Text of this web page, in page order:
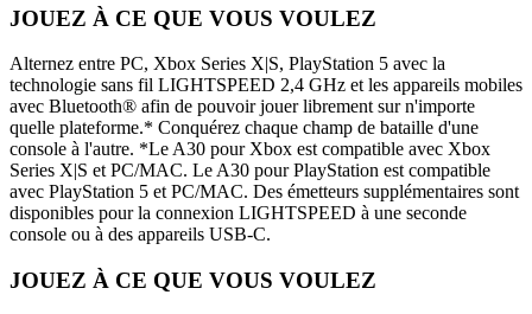
JOUEZ À CE QUE VOUS VOULEZ
Alternez entre PC, Xbox Series X|S, PlayStation 5 avec la
technologie sans fil LIGHTSPEED 2,4 GHz et les appareils mobiles
avec Bluetooth® afin de pouvoir jouer librement sur n'importe
quelle plateforme.* Conquérez chaque champ de bataille d'une
console à l'autre. *Le A30 pour Xbox est compatible avec Xbox
Series X|S et PC/MAC. Le A30 pour PlayStation est compatible
avec PlayStation 5 et PC/MAC. Des émetteurs supplémentaires sont
disponibles pour la connexion LIGHTSPEED à une seconde
console ou à des appareils USB-C.
JOUEZ À CE QUE VOUS VOULEZ